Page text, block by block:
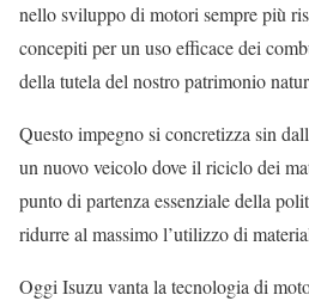
nello sviluppo di motori sempre più
concepiti per un uso efficace dei
della tutela del nostro patrimonio
Questo impegno si concretizza sin
un nuovo veicolo dove il riciclo dei
punto di partenza essenziale della
ridurre al massimo l’utilizzo di
Oggi Isuzu vanta la tecnologia di